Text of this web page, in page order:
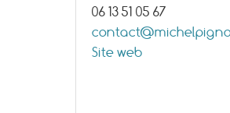
06 13 51 05 67
Site web